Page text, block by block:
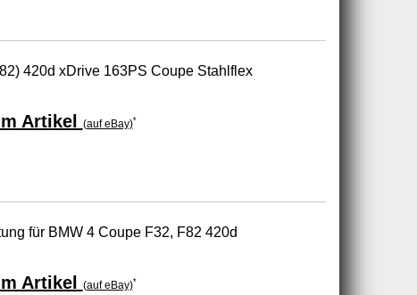
420d xDrive 163PS Coupe Stahlflex
Artikel (auf eBay)*
für BMW 4 Coupe F32, F82 420d
Artikel (auf eBay)*